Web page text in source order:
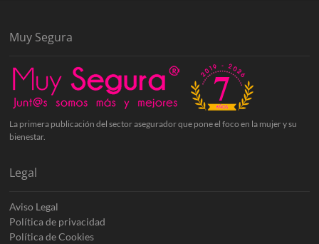
Muy Segura
La primera publicación del sector asegurador que pone el foco en la mujer y su
bienestar.
Legal
Aviso Legal
Política de privacidad
Política de Cookies